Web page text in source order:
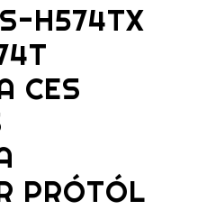
H574TX
CES
PRÓTÓL